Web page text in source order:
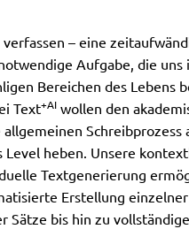
verfassen – eine
Aufgabe, die uns
Bereichen des Lebens
Text+AIwollen den
allgemeinen Schreibprozess
Level heben. Unsere
Textgenerierung
Erstellung
Sätze bis hin zu